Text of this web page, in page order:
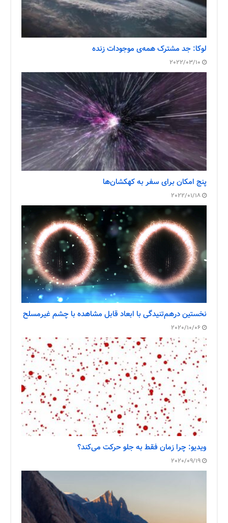
لوکا: جد مشترک همه‌ی موجودات زنده
2022/03/10
پنج امکان برای سفر به کهکشان‌ها
2022/01/18
نخستین درهم‌تنیدگی با ابعاد قابل مشاهده با چشم غیرمسلح
2020/10/06
ویدیو: چرا زمان فقط به جلو حرکت می‌کند؟
2020/09/19